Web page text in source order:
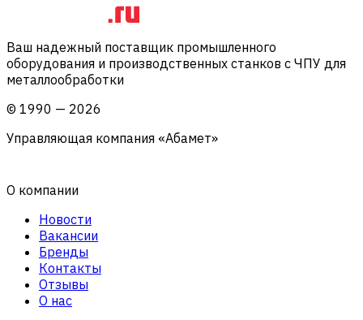
Ваш надежный поставщик промышленного
оборудования и производственных станков с ЧПУ для
металлообработки
© 1990 — 2026
Управляющая компания «Абамет»
О компании
Новости
Вакансии
Бренды
Контакты
Отзывы
О нас